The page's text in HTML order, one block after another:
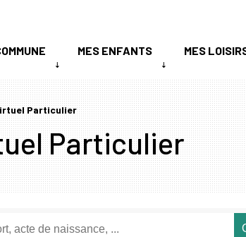
MES ENFANTS MES
Particulier
Particulier